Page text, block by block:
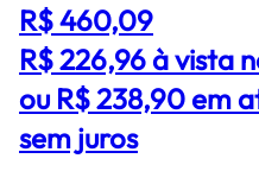
R$ 460,09
R$ 226,96à vista
ou R$ 238,90 em
sem juros